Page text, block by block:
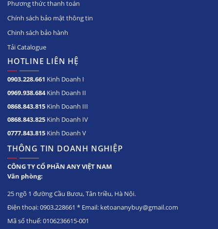
Phương thức thanh toán
Chính sách bảo mật thông tin
Chinh sách bảo hành
Tải Catalogue
HOTLINE LIÊN HỆ
0903.228.661 Kinh Doanh I
0969.938.684Kinh Doanh II
0868.843.815 Kinh Doanh III
0868.843.825 Kinh Doanh IV
0777.843.815 Kinh Doanh V
THÔNG TIN DOANH NGHIỆP
CÔNG TY CỔ PHẦN ANY VIỆT NAM
Văn phòng:
25 ngõ 1 đường Cầu Bươu, Tân triều, Hà Nội.
Điện thoại: 0903.228661 * Email: ketoananybuy@gmail.com
Mã số thuế: 0106236615-001